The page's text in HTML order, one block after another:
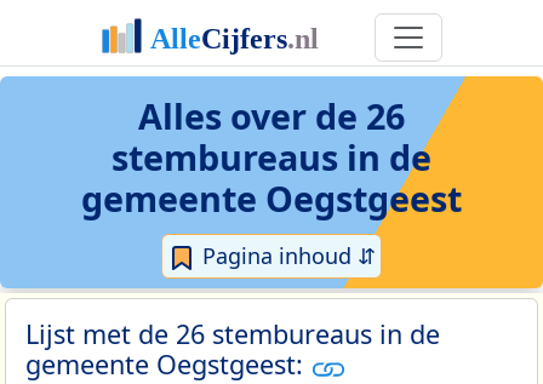
Alles over de 26
stembureaus in de
gemeente Oegstgeest
Pagina inhoud ⇵
Lijst met de 26 stembureaus in de
gemeente Oegstgeest: